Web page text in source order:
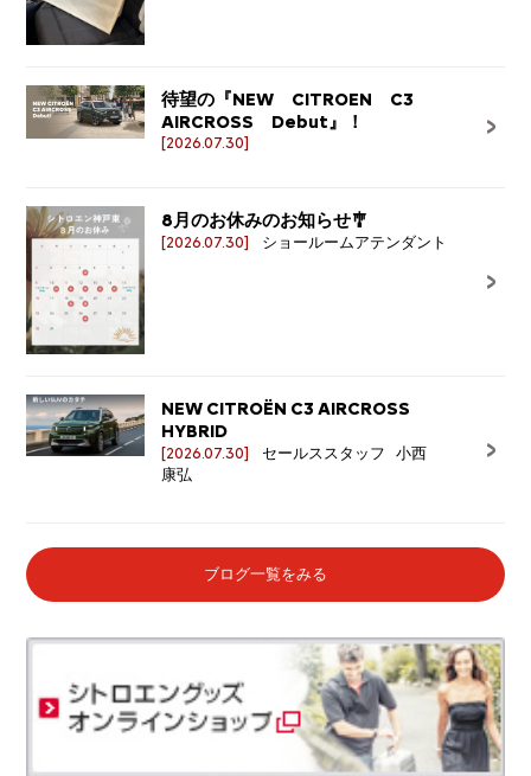
待望の『NEW CITROEN C3
AIRCROSS Debut』！
[2026.07.30]
8月のお休みのお知らせ🎐
[2026.07.30] ショールームアテンダント
NEW CITROËN C3 AIRCROSS
HYBRID
[2026.07.30]
セールススタッフ 小西
康弘
ブログ一覧をみる